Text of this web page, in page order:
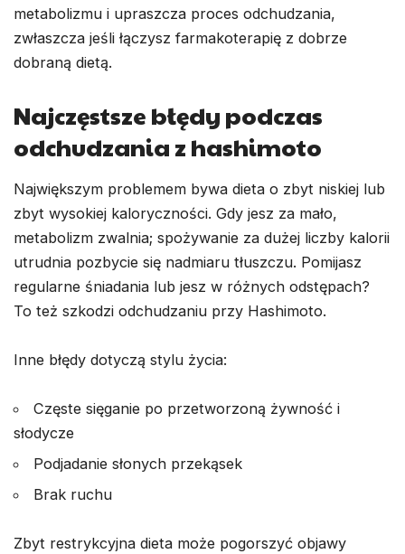
metabolizmu i upraszcza proces odchudzania,
zwłaszcza jeśli łączysz farmakoterapię z dobrze
dobraną dietą.
Najczęstsze błędy podczas
odchudzania z hashimoto
Największym problemem bywa dieta o zbyt niskiej lub
zbyt wysokiej kaloryczności. Gdy jesz za mało,
metabolizm zwalnia; spożywanie za dużej liczby kalorii
utrudnia pozbycie się nadmiaru tłuszczu. Pomijasz
regularne śniadania lub jesz w różnych odstępach?
To też szkodzi odchudzaniu przy Hashimoto.
Inne błędy dotyczą stylu życia:
Częste sięganie po przetworzoną żywność i
słodycze
Podjadanie słonych przekąsek
Brak ruchu
Zbyt restrykcyjna dieta może pogorszyć objawy